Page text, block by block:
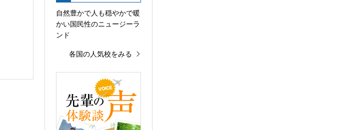
自然豊かで人も穏やかで暖
かい国民性のニュージーラ
ンド
各国の人気校をみる